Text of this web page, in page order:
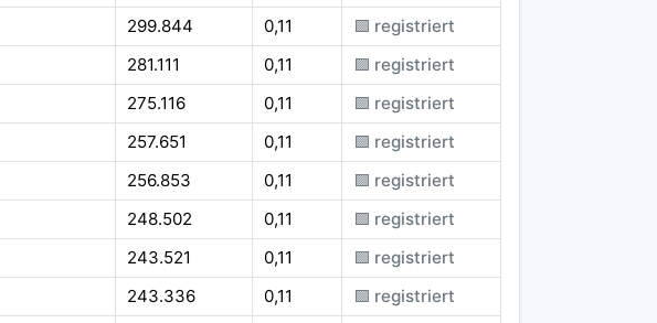
299.844 0,11
🟪 registriert
281.111 0,11
🟪 registriert
275.116 0,11
🟪 registriert
257.651 0,11
🟪 registriert
256.853 0,11
🟪 registriert
248.502 0,11
🟪 registriert
243.521 0,11
🟪 registriert
243.336 0,11
🟪 registriert